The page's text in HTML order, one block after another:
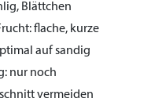
Blättchen
flache, kurze
auf sandig
nur noch
vermeiden